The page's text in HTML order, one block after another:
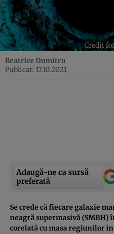
Credit
Beatrice Dumitru
Publicat: 17.10.2021
Adaugă-ne ca sursă
preferată
Se crede că fiecare galaxie
neagră supermasivă (SMBH)
corelată cu masa regiunilor